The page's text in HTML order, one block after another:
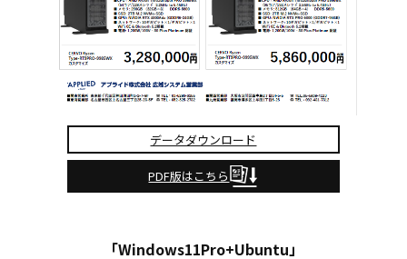
データダウンロード
PDF版はこちら
「Windows11Pro+Ubuntu」